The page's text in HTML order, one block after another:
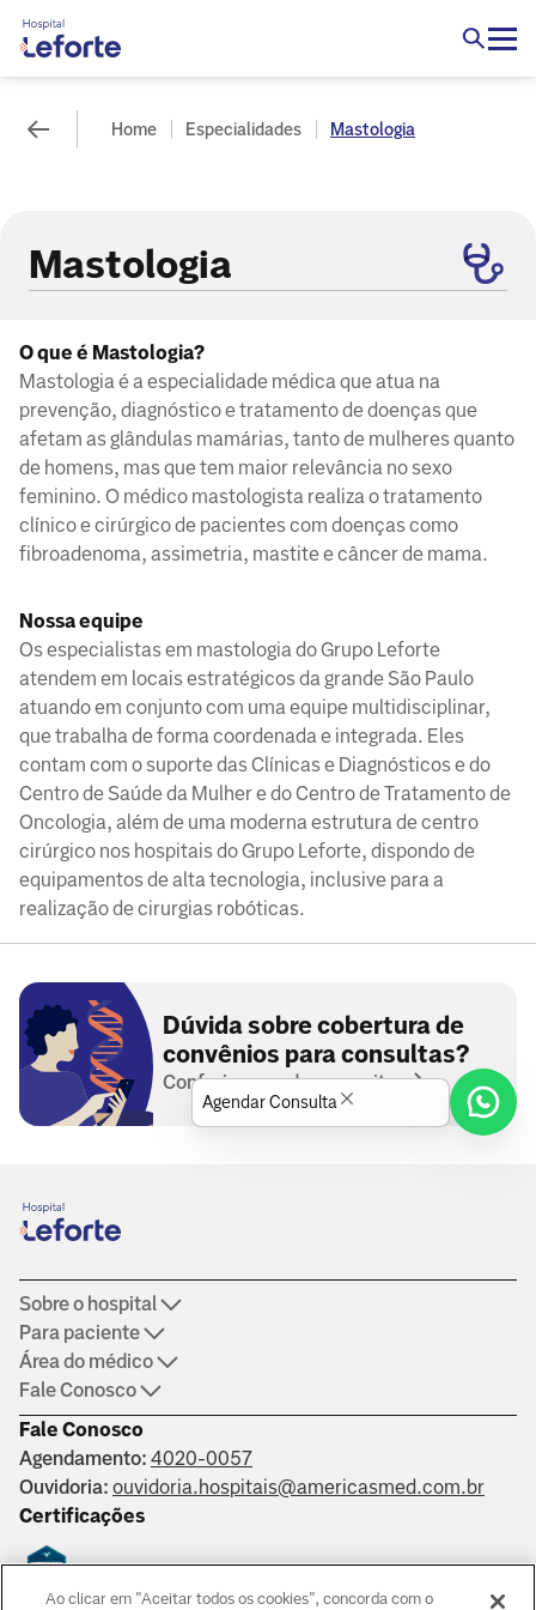
Home Especialidades Mastologia
Mastologia
O que é Mastologia?
Mastologia é a especialidade médica que atua na
prevenção, diagnóstico e tratamento de doenças que
afetam as glândulas mamárias, tanto de mulheres quanto
de homens, mas que tem maior relevância no sexo
feminino. O médico mastologista realiza o tratamento
clínico e cirúrgico de pacientes com doenças como
fibroadenoma, assimetria, mastite e câncer de mama.
Nossa equipe
Os especialistas em mastologia do Grupo Leforte
atendem em locais estratégicos da grande São Paulo
atuando em conjunto com uma equipe multidisciplinar,
que trabalha de forma coordenada e integrada. Eles
contam com o suporte das Clínicas e Diagnósticos e do
Centro de Saúde da Mulher e do Centro de Tratamento de
Oncologia, além de uma moderna estrutura de centro
cirúrgico nos hospitais do Grupo Leforte, dispondo de
equipamentos de alta tecnologia, inclusive para a
realização de cirurgias robóticas.
Dúvida sobre cobertura de
convênios para consultas?
Conferir operadoras aceitas
Fale Conosco
Agendamento: 4020-0057
Ouvidoria: ouvidoria.hospitais@americasmed.com.br
Certificações
Sobre o hospital
Para paciente
Área do médico
Fale Conosco
Agendar Consulta
Ao clicar em "Aceitar todos os cookies", concorda com o